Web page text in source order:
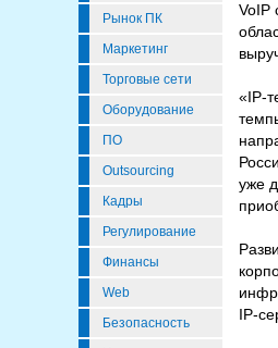
Рынок ПК
Маркетинг
Торговые сети
Оборудование
ПО
Outsourcing
Кадры
Регулирование
Финансы
Web
Безопасность
VoIP
«IP-
уже
IP-